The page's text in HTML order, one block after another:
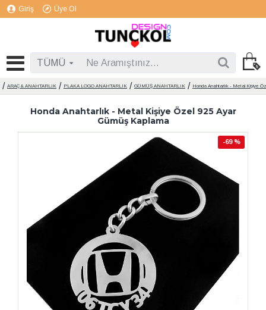
Giriş Üye Ol
TÜMÜ
ARAÇ & ANAHTARLIK PLAKA LOGO ANAHTARLIK GÜMÜŞ ANAHTARLIK Honda Anahtarlık - Metal Kişiye
Honda Anahtarlık - Metal Kişiye Özel 925 Ayar
Gümüş Kaplama
-69 %